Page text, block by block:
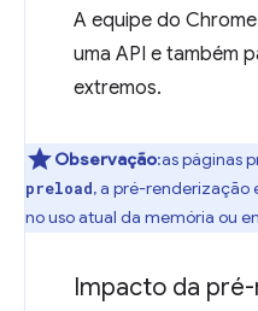
A equipe do
uma API e também
extremos.
Observação:as páginas
preload, a pré-renderização
no uso atual da memória ou
Impacto da